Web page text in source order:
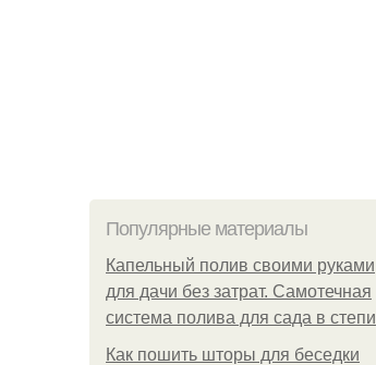
Популярные материалы
Капельный полив своими руками
для дачи без затрат. Самотечная
система полива для сада в степи
Как пошить шторы для беседки